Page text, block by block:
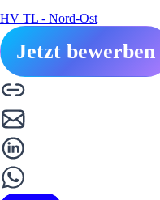
HV TL - Nord-Ost
Jetzt bewerben